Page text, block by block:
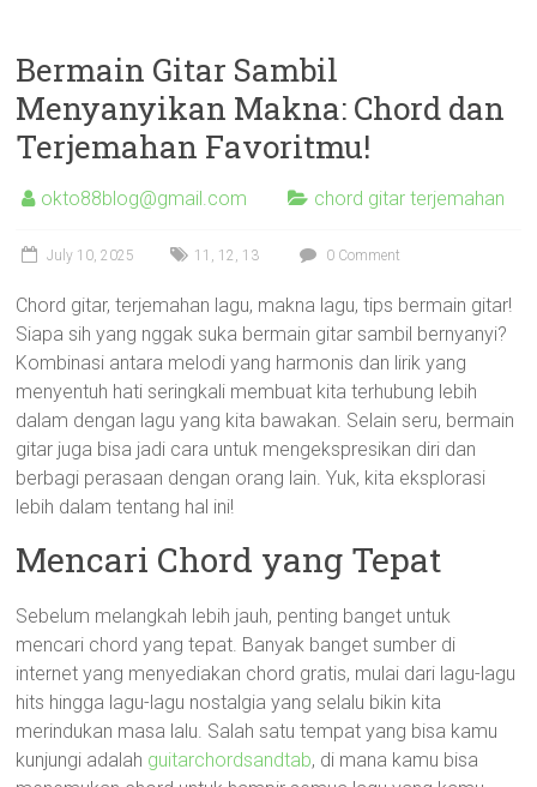
Bermain Gitar Sambil
Menyanyikan Makna: Chord dan
Terjemahan Favoritmu!
okto88blog@gmail.com chord gitar terjemahan
July 10, 2025 11 , 12 , 13 0 Comment
Chord gitar, terjemahan lagu, makna lagu, tips bermain gitar!
Siapa sih yang nggak suka bermain gitar sambil bernyanyi?
Kombinasi antara melodi yang harmonis dan lirik yang
menyentuh hati seringkali membuat kita terhubung lebih
dalam dengan lagu yang kita bawakan. Selain seru, bermain
gitar juga bisa jadi cara untuk mengekspresikan diri dan
berbagi perasaan dengan orang lain. Yuk, kita eksplorasi
lebih dalam tentang hal ini!
Mencari Chord yang Tepat
Sebelum melangkah lebih jauh, penting banget untuk
mencari chord yang tepat. Banyak banget sumber di
internet yang menyediakan chord gratis, mulai dari lagu-lagu
hits hingga lagu-lagu nostalgia yang selalu bikin kita
merindukan masa lalu. Salah satu tempat yang bisa kamu
kunjungi adalah guitarchordsandtab, di mana kamu bisa